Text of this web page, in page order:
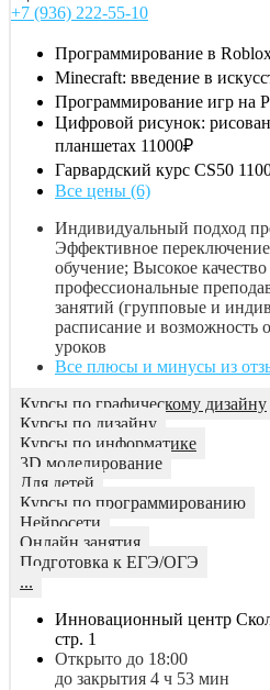
+7 (936) 222-55-10
Программирование в
Minecraft: введение в
Программирование игр на
Цифровой рисунок:
планшетах 11000₽
Гарвардский курс CS50
Все цены (6)
Индивидуальный подход
Эффективное переключение
обучение; Высокое
профессиональные
занятий (групповые и
расписание и возможность
уроков
Все плюсы и минусы из
Курсы по графическому дизайну
Курсы по дизайну
Курсы по информатике
3D моделирование
Для детей
Курсы по программированию
Нейросети
Онлайн занятия
Подготовка к ЕГЭ/ОГЭ
...
Инновационный центр
стр. 1
Открыто до 18:00
до закрытия 4 ч 53 мин